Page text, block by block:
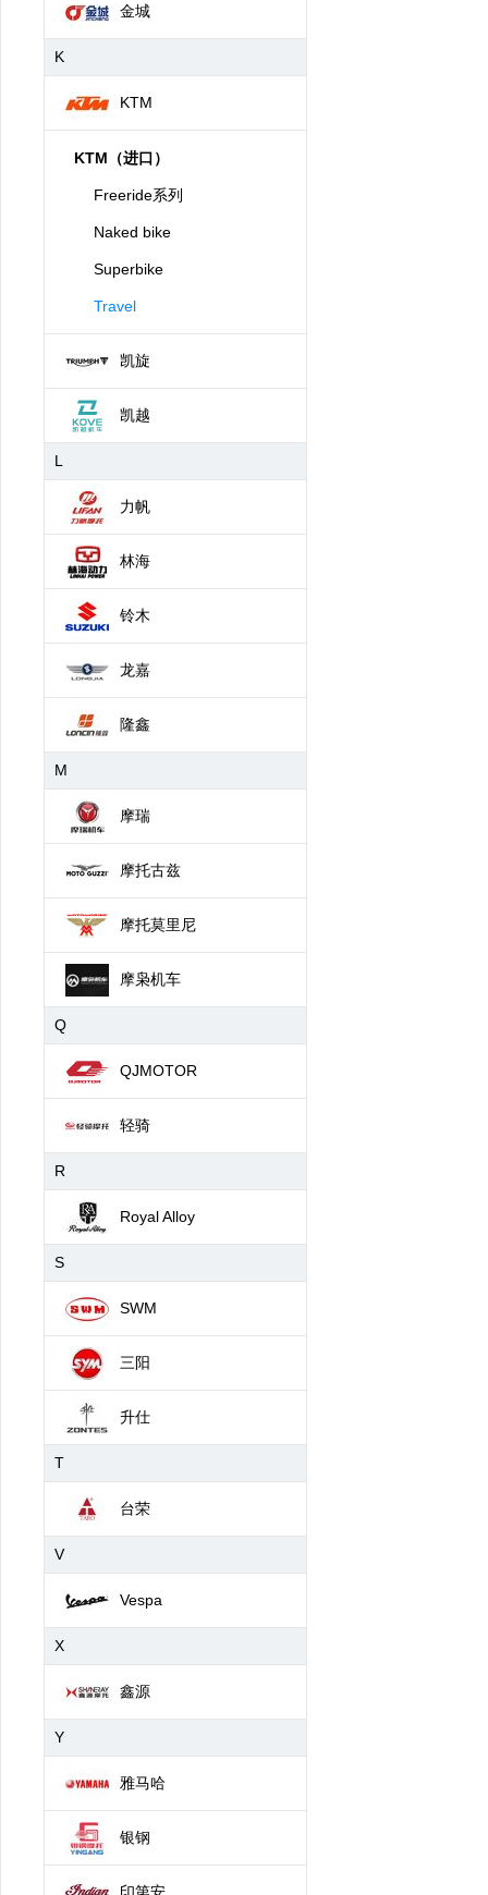
金城
K
KTM
KTM（进口）
Freeride系列
Naked bike
Superbike
Travel
凯旋
凯越
L
力帆
林海
铃木
龙嘉
隆鑫
M
摩瑞
摩托古兹
摩托莫里尼
摩枭机车
Q
QJMOTOR
轻骑
R
Royal Alloy
S
SWM
三阳
升仕
T
台荣
V
Vespa
X
鑫源
Y
雅马哈
银钢